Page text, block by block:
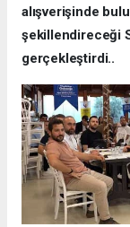
alışverişinde
şekillendireceği
gerçekleştirdi..